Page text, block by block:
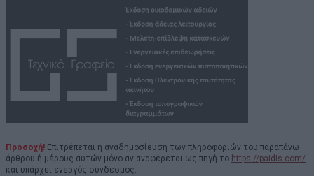
Προσοχή! Επιτρέπεται η αναδημοσίευση των πληροφοριών του παραπάνω
άρθρου ή μέρους αυτών μόνο αν αναφέρεται ως πηγή το https://paidis.com/
και υπάρχει ενεργός σύνδεσμος.